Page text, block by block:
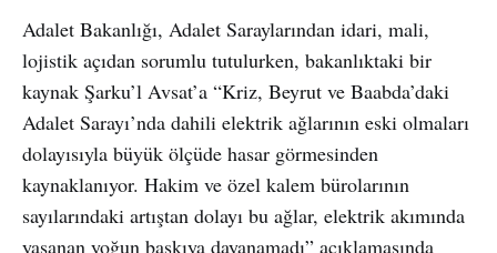
Adalet Bakanlığı, Adalet Saraylarından idari, mali,
lojistik açıdan sorumlu tutulurken, bakanlıktaki bir
kaynak Şarku’l Avsat’a “Kriz, Beyrut ve Baabda’daki
Adalet Sarayı’nda dahili elektrik ağlarının eski olmaları
dolayısıyla büyük ölçüde hasar görmesinden
kaynaklanıyor. Hakim ve özel kalem bürolarının
sayılarındaki artıştan dolayı bu ağlar, elektrik akımında
yaşanan yoğun baskıya dayanamadı” açıklamasında